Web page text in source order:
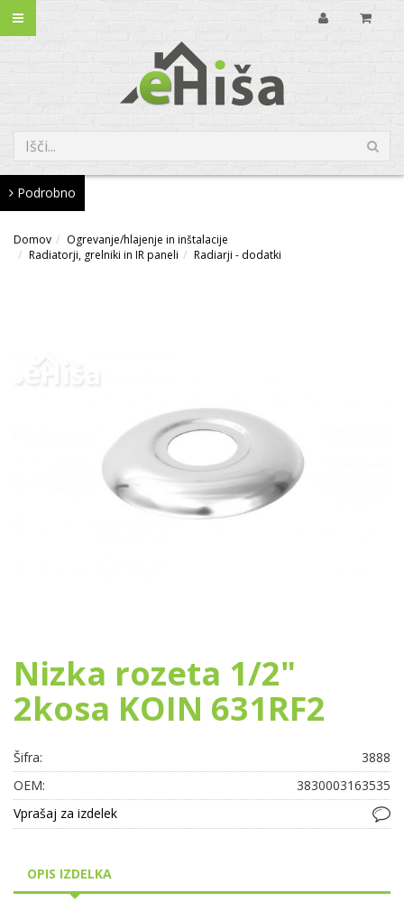
Podrobno
Domov
Ogrevanje/hlajenje in inštalacije
Radiatorji, grelniki in IR paneli
Radiarji - dodatki
Nizka rozeta 1/2"
2kosa KOIN 631RF2
Šifra:
3888
OEM:
3830003163535
Vprašaj za izdelek
OPIS IZDELKA